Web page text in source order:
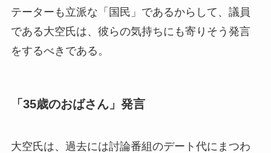
テーターも立派な「国民」であるからして、議員
である大空氏は、彼らの気持ちにも寄りそう発言
をするべきである。
「35歳のおばさん」発言
大空氏は、過去には討論番組のデート代にまつわ